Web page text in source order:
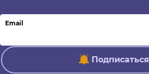
Email
Подписаться